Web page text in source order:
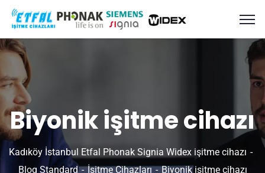
Biyonik işitme cihazı
Kadıköy İstanbul Etfal Phonak Signia Widex işitme cihazı
Blog Standard
İşitme Cihazları Biyonik işitme cihazı